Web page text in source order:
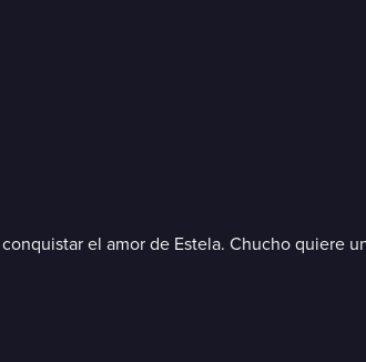
el amor de Estela. Chucho quiere